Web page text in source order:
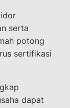
serta
potong
sertifikasi
dapat